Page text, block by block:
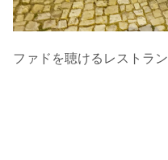
ファドを聴けるレストラン